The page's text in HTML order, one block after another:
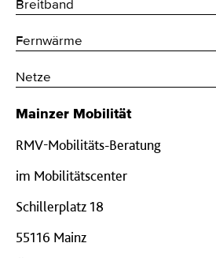
Breitband
Fernwärme
Netze
Mainzer Mobilität
RMV-Mobilitäts-Beratung
im Mobilitätscenter
Schillerplatz 18
55116 Mainz